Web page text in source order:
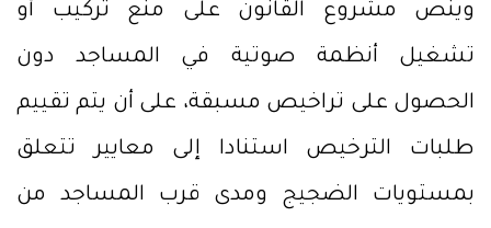
وينص مشروع القانون على منع تركيب أو
تشغيل أنظمة صوتية في المساجد دون
الحصول على تراخيص مسبقة، على أن يتم تقييم
طلبات الترخيص استنادا إلى معايير تتعلق
بمستويات الضجيج ومدى قرب المساجد من